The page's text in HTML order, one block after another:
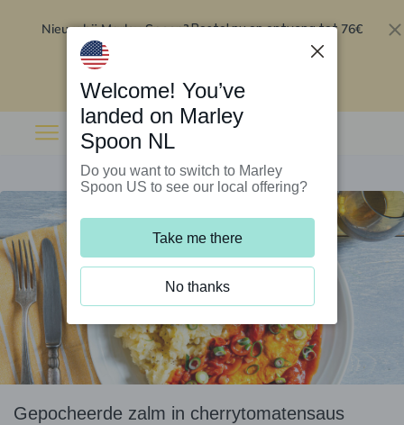
Nieuw bij Marley Spoon?Bestel nu en ontvang tot 76€
Gepocheerde zalm in cherrytomatensaus
Welcome! You’ve
landed on Marley
Spoon NL
Do you want to switch to Marley
Spoon US to see our local offering?
Take me there
No thanks